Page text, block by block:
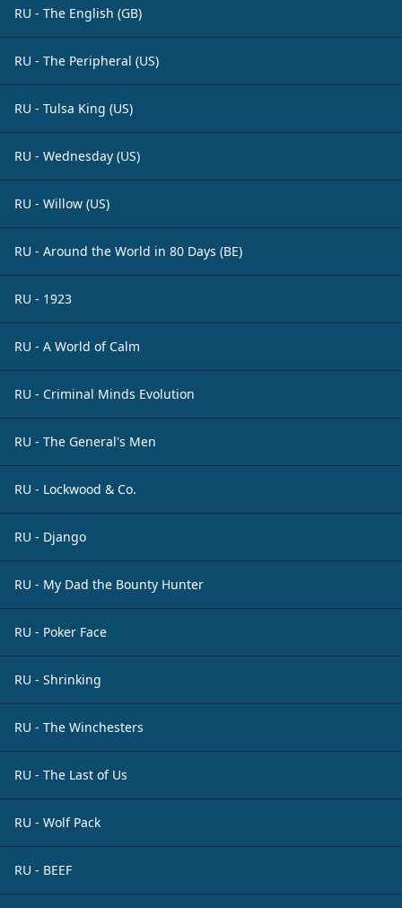
RU - The English (GB)
RU - The Peripheral (US)
RU - Tulsa King (US)
RU - Wednesday (US)
RU - Willow (US)
RU - Around the World in 80 Days (BE)
RU - 1923
RU - A World of Calm
RU - Criminal Minds Evolution
RU - The General's Men
RU - Lockwood & Co.
RU - Django
RU - My Dad the Bounty Hunter
RU - Poker Face
RU - Shrinking
RU - The Winchesters
RU - The Last of Us
RU - Wolf Pack
RU - BEEF